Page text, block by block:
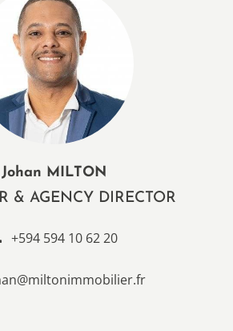
Johan MILTON
& AGENCY DIRECTOR
+594 594 10 62 20